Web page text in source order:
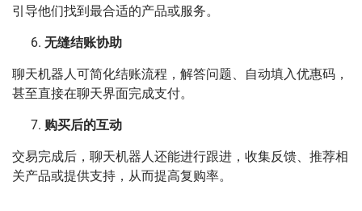
引导他们找到最合适的产品或服务。
无缝结账协助
聊天机器人可简化结账流程，解答问题、自动填入优惠码，
甚至直接在聊天界面完成支付。
购买后的互动
交易完成后，聊天机器人还能进行跟进，收集反馈、推荐相
关产品或提供支持，从而提高复购率。